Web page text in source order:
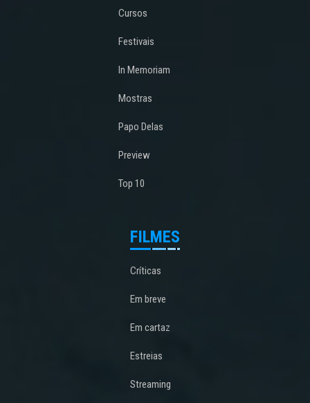
Cursos
Festivais
In Memoriam
Mostras
Papo Delas
Preview
Top 10
FILMES
Críticas
Em breve
Em cartaz
Estreias
Streaming